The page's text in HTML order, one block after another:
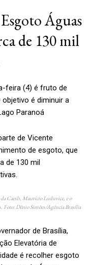
Águas
de 130 mil
feira (4) é fruto de
objetivo é diminuir a
Paranoá
de Vicente
de esgoto, que
de 130 mil
Caesb, Maurício Luduvice, e o
Foto: Dênio Simões/Agência Brasília
de Brasília,
Elevatória de
é recolher esgoto